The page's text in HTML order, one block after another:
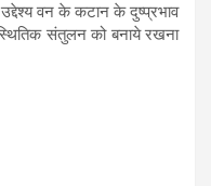
वन के कटान के दुष्प्रभाव
संतुलन को बनाये रखना